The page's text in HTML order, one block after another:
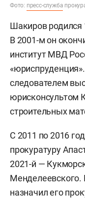
Фото: пресс-служба
Шакиров родился
В 2001-м он
институт МВД
следователем
юрисконсультом
строительных
С 2011 по 2016
прокуратуру
2021-й —
Менделеевского.
назначилего